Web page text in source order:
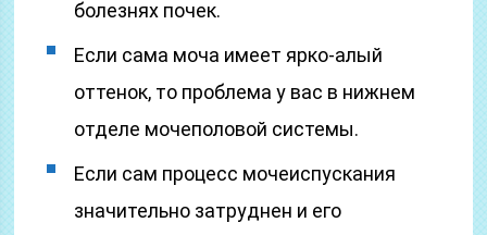
болезнях почек.
Если сама моча имеет ярко-алый
оттенок, то проблема у вас в нижнем
отделе мочеполовой системы.
Если сам процесс мочеиспускания
значительно затруднен и его